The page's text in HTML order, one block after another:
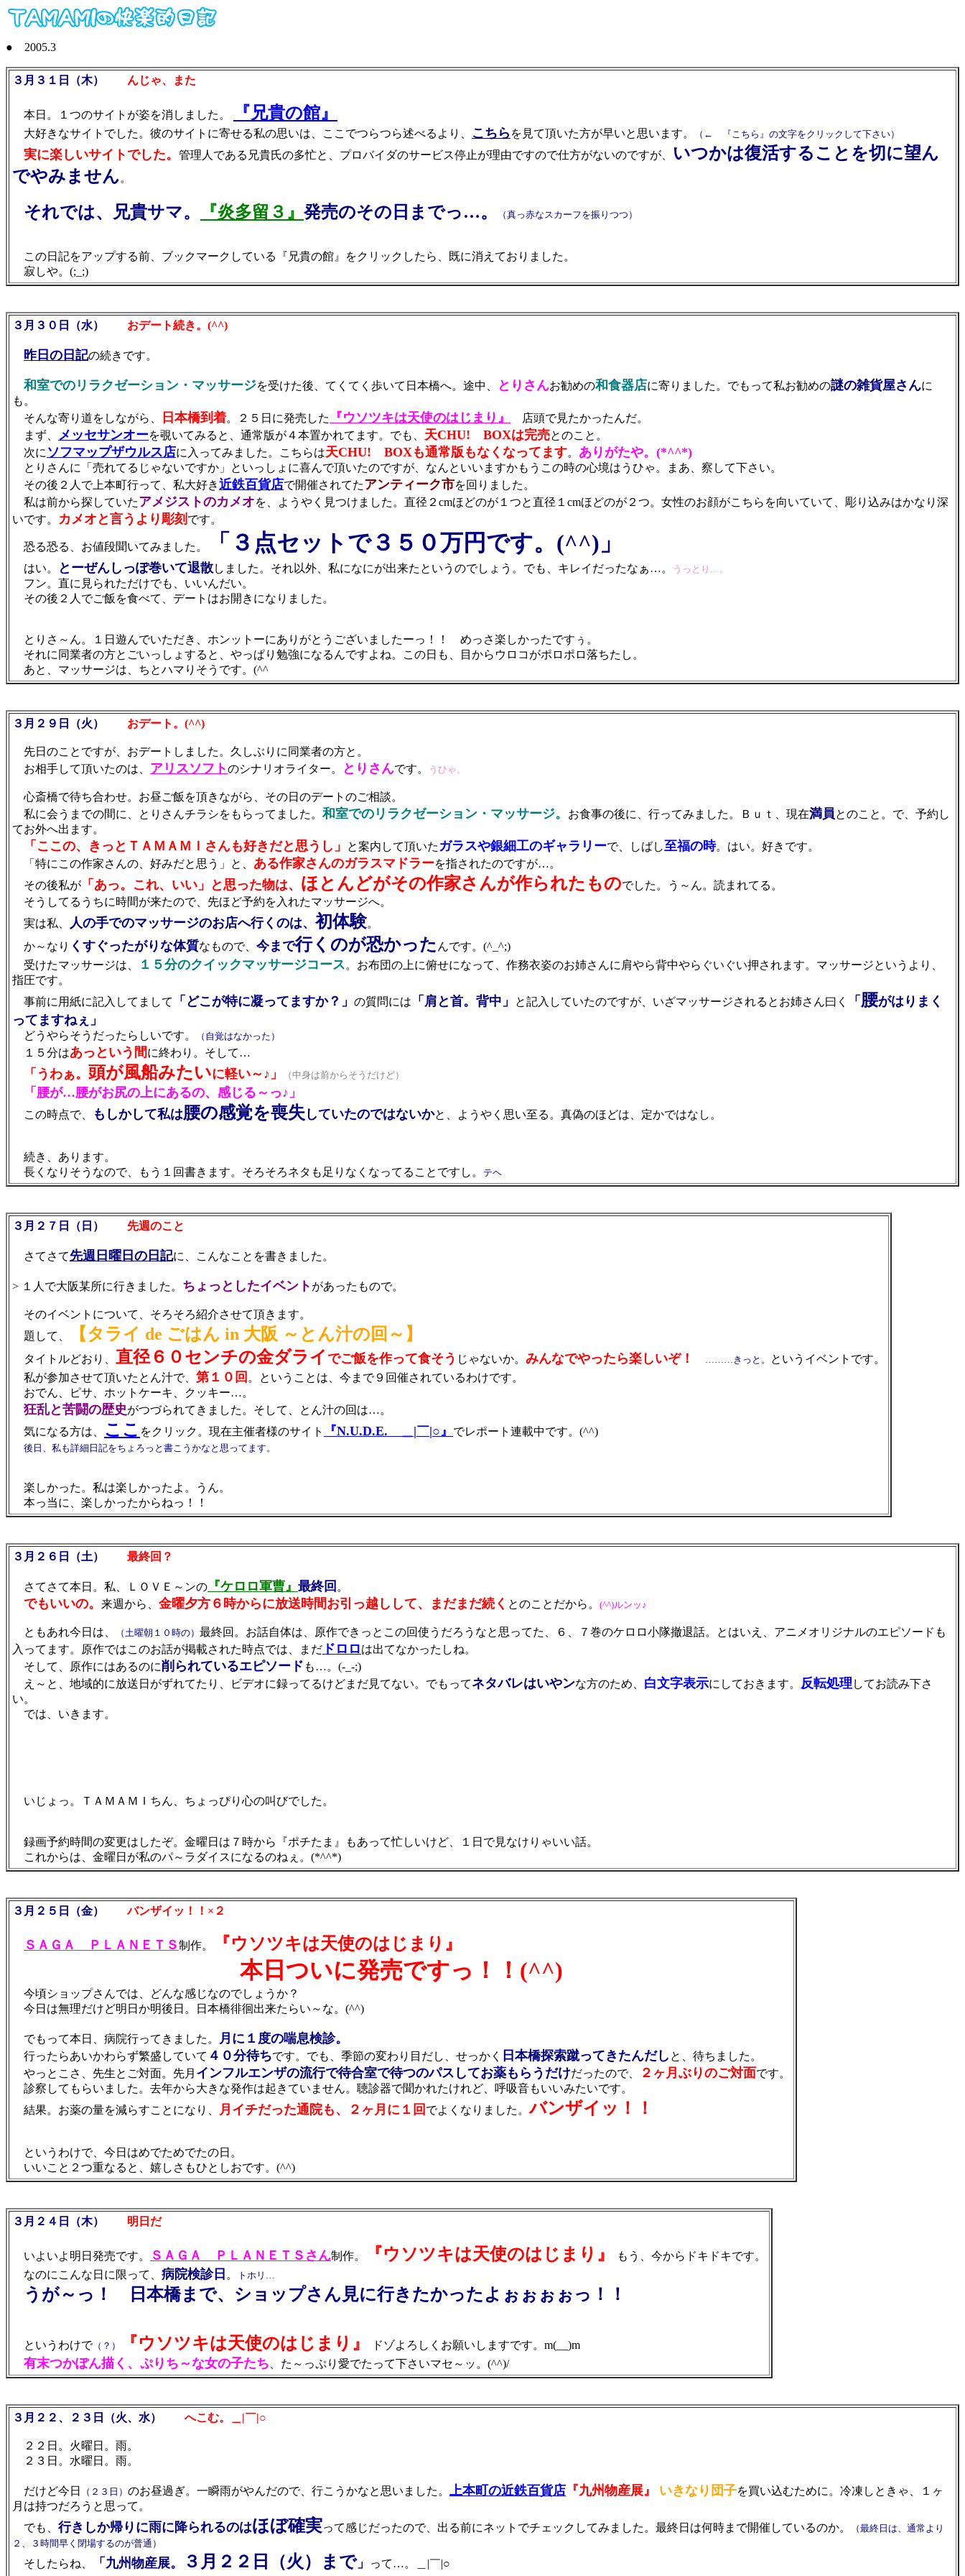
● 2005.3
３月３１日（木） んじゃ、また
本日。１つのサイトが姿を消しました。 『兄貴の館』
大好きなサイトでした。彼のサイトに寄せる私の思いは、ここでつらつら述べるより、 こちら を見て頂いた方が早いと思います。 （← 『こちら』の文字をクリックして下さい）
実に楽しいサイトでした。 管理人である兄貴氏の多忙と、プロバイダのサービス停止が理由ですので仕方がないのですが、
いつかは復活することを切に望ん
でやみません。
それでは、兄貴サマ。 『炎多留３』 発売のその日までっ…。 （真っ赤なスカーフを振りつつ）
この日記をアップする前、ブックマークしている『兄貴の館』をクリックしたら、既に消えておりました。
寂しや。(;_;)
３月３０日（水） おデート続き。(^^)
昨日の日記の続きです。
和室でのリラクゼーション・マッサージを受けた後、てくてく歩いて日本橋へ。途中、 とりさんお勧めの和食器店に寄りました。でもって私お勧めの謎の雑貨屋さんに
も。
そんな寄り道をしながら、
日本橋到着。２５日に発売した 『ウソツキは天使のはじまり』
店頭で見たかったんだ。
まず、 メッセサンオーを覗いてみると、通常版が４本置かれてます。でも、 天CHU! BOXは完売とのこと。
次に ソフマップザウルス店に入ってみました。こちらは天CHU! BOXも通常版もなくなってます。 ありがたや。(*^^*)
とりさんに「売れてるじゃないですか」といっしょに喜んで頂いたのですが、なんといいますかもうこの時の心境はうひゃ。まあ、察して下さい。
その後２人で上本町行って、私大好き近鉄百貨店で開催されてたアンティーク市を回りました。
私は前から探していたアメジストのカメオを、ようやく見つけました。直径２cmほどのが１つと直径１cmほどのが２つ。女性のお顔がこちらを向いていて、彫り込みはかなり深
いです。 カメオと言うより彫刻 です。
恐る恐る、お値段聞いてみました。 「３点セットで３５０万円です。(^^)」
はい。 とーぜんしっぽ巻いて退散しました。それ以外、私になにが出来たというのでしょう。でも、キレイだったなぁ…。 うっとり…。
フン。直に見られただけでも、いいんだい。
その後２人でご飯を食べて、デートはお開きになりました。
とりさ～ん。１日遊んでいただき、ホンットーにありがとうございましたーっ！！ めっさ楽しかったですぅ。
それに同業者の方とごいっしょすると、やっぱり勉強になるんですよね。この日も、目からウロコがポロポロ落ちたし。
あと、マッサージは、ちとハマりそうです。(^^ゞ
３月２９日（火） おデート。(^^)
先日のことですが、おデートしました。久しぶりに同業者の方と。
お相手して頂いたのは、 アリスソフトのシナリオライター。 とりさんです。 うひゃ。
心斎橋で待ち合わせ。お昼ご飯を頂きながら、その日のデートのご相談。
私に会うまでの間に、とりさんチラシをもらってました。 和室でのリラクゼーション・マッサージ。 お食事の後に、行ってみました。Ｂｕｔ、現在満員とのこと。で、予約し
てお外へ出ます。
「ここの、きっとＴＡＭＡＭＩさんも好きだと思うし」 と案内して頂いた ガラスや銀細工のギャラリーで、しばし至福の時。はい。好きです。
「特にこの作家さんの、好みだと思う」と、 ある作家さんのガラスマドラーを指されたのですが…。
その後私が 「あっ。これ、いい」と思った物は、 ほとんどがその作家さんが作られたものでした。う～ん。読まれてる。
そうしてるうちに時間が来たので、先ほど予約を入れたマッサージへ。
実は私、
人の手でのマッサージのお店へ行くのは、 初体験。
か～なり くすぐったがりな体質なもので、 今まで行くのが恐かった んです。(^_^;)
受けたマッサージは、
１５分のクイックマッサージコース。お布団の上に俯せになって、作務衣姿のお姉さんに肩やら背中やらぐいぐい押されます。マッサージというより、
指圧です。
事前に用紙に記入してまして
「どこが特に凝ってますか？」 の質問には 「肩と首。背中」 と記入していたのですが、いざマッサージされるとお姉さん曰く 「 腰がはりまく
ってますねぇ」
どうやらそうだったらしいです。 （自覚はなかった）
１５分はあっという間に終わり。そして…
「うわぁ。 頭が風船みたいに軽い～♪」 （中身は前からそうだけど）
「腰が…腰がお尻の上にあるの、感じる～っ♪」
この時点で、 もしかして私は腰の感覚を喪失 していたのではないかと、ようやく思い至る。真偽のほどは、定かではなし。
続き、あります。
長くなりそうなので、もう１回書きます。そろそろネタも足りなくなってることですし。
テヘ
３月２７日（日） 先週のこと
さてさて先週日曜日の日記に、こんなことを書きました。
> １人で大阪某所に行きました。 ちょっとしたイベント があったもので。
そのイベントについて、そろそろ紹介させて頂きます。
題して、
【タライ de ごはん in 大阪 ～とん汁の回～】
タイトルどおり、 直径６０センチの金ダライ でご飯を作って食そう じゃないか。 みんなでやったら楽しいぞ！ ………きっと。
というイベントです。
私が参加させて頂いたとん汁で、 第１０回 。ということは、今まで９回催されているわけです。
おでん、ピサ、ホットケーキ、クッキー…。
狂乱と苦闘の歴史がつづられてきました。そして、とん汁の回は…。
気になる方は、
ここ をクリック。現在主催者様のサイト 『N.U.D.E. ＿|￣|○』 でレポート連載中です。(^^)
後日、私も詳細日記をちょろっと書こうかなと思ってます。
楽しかった。私は楽しかったよ。うん。
本っ当に、楽しかったからねっ！！
３月２６日（土） 最終回？
さてさて本日。私、ＬＯＶＥ～ンの 『ケロロ軍曹』 最終回 。
でもいいの。 来週から、 金曜夕方６時からに放送時間お引っ越しして、まだまだ続く とのことだから。 (^^)ルンッ♪
ともあれ今日は、 （土曜朝１０時の） 最終回。お話自体は、原作できっとこの回使うだろうなと思ってた、６、７巻のケロロ小隊撤退話。とはいえ、アニメオリジナルのエピソードも
入ってます。原作ではこのお話が掲載された時点では、まだ ドロロは出てなかったしね。
そして、原作にはあるのに削られているエピソード も…。(-_-;)
え～と、地域的に放送日がずれてたり、ビデオに録ってるけどまだ見てない。でもってネタバレはいやンな方のため、 白文字表示にしておきます。 反転処理 してお読み下さ
い。
では、いきます。
いじょっ。ＴＡＭＡＭＩちん、ちょっぴり心の叫びでした。
録画予約時間の変更はしたぞ。金曜日は７時から『ポチたま』もあって忙しいけど、１日で見なけりゃいい話。
これからは、金曜日が私のパ～ラダイスになるのねぇ。(*^^*)
３月２５日（金） バンザイッ！！×２
ＳＡＧＡ ＰＬＡＮＥＴＳ制作。 『ウソツキは天使のはじまり』
本日ついに発売ですっ！！(^^)
今頃ショップさんでは、どんな感じなのでしょうか？
今日は無理だけど明日か明後日。日本橋徘徊出来たらい～な。(^^)
でもって本日、病院行ってきました。 月に１度の喘息検診。
行ったらあいかわらず繁盛していて ４０分待ちです。でも、季節の変わり目だし、せっかく 日本橋探索蹴ってきたんだし と、待ちました。
やっとこさ、先生とご対面。先月 インフルエンザの流行で待合室で待つのパスしてお薬もらうだけだったので、 ２ヶ月ぶりのご対面です。
診察してもらいました。去年から大きな発作は起きていません。聴診器で聞かれたけれど、呼吸音もいいみたいです。
結果。お薬の量を減らすことになり、
月イチだった通院も、２ヶ月に１回 でよくなりました。バンザイッ！！
というわけで、今日はめでためでたの日。
いいこと２つ重なると、嬉しさもひとしおです。(^^)
３月２４日（木） 明日だ
いよいよ明日発売です。 ＳＡＧＡ ＰＬＡＮＥＴＳさん制作。 『ウソツキは天使のはじまり』
もう、今からドキドキです。
なのにこんな日に限って、 病院検診日 。 トホリ…
うが～っ！ 日本橋まで、ショップさん見に行きたかったよぉぉぉぉっ！！
というわけで（？） 『ウソツキは天使のはじまり』 ドゾよろしくお願いしますです。m(__)m
有末つかぽん描く、ぷりち～な女の子たち 、た～っぷり愛でたって下さいマセ～ッ。(^^)/
３月２２、２３日（火、水） へこむ。＿|￣|○
２２日。火曜日。雨。
２３日。水曜日。雨。
だけど今日 （２３日） のお昼過ぎ。一瞬雨がやんだので、行こうかなと思いました。 上本町の近鉄百貨店 『九州物産展』 いきなり団子を買い込むために。冷凍しときゃ、１ヶ
月は持つだろうと思って。
でも、 行きしか帰りに雨に降られるのはほぼ確実って感じだったので、出る前にネットでチェックしてみました。最終日は何時まで開催しているのか。
（最終日は、通常より
２、３時間早く閉場するのが普通）
そしたらね、 「九州物産展。 ３月２２日（火）まで」 って…。＿|￣|○